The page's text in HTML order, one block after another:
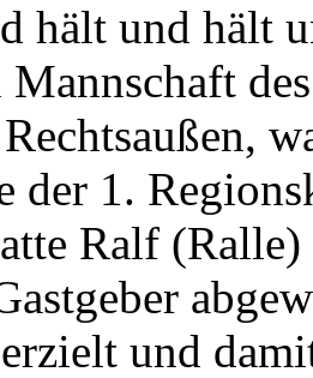
hält und hält
der 1.
Ralf
und